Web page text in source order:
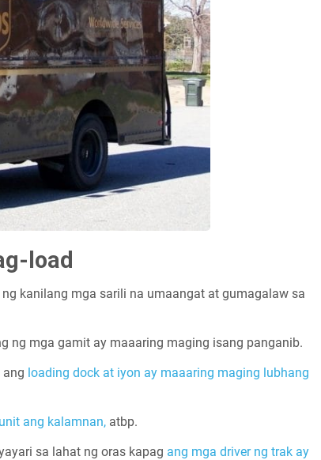
load
kanilang mga sarili na umaangat at gumagalaw sa
ng mga gamit ay maaaring maging isang panganib.
loading dock at iyon ay maaaring maging lubhang
ang kalamnan, atbp.
sa lahat ng oras kapag ang mga driver ng trak ay